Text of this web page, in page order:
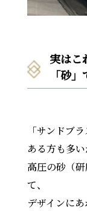
実はこ
「砂
「サンドブ
ある方も多
高圧の砂（
て、
デザインに